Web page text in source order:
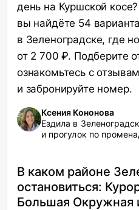
день на Куршской
вы найдёте 54
в Зеленоградске, где
от 2 700 ₽. Подберите
ознакомьтесь с
и забронируйте номер.
Ксения Кононова
Ездила в
и прогулок по
В каком районе
остановиться:
Большая Окружная